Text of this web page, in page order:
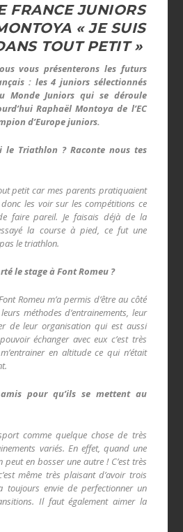
FRANCE JUNIORS
« JE SUIS
TOUT PETIT »
vous présenterons les futurs
: les 4 juniors sélectionnés
Monde Juniors qui se déroule
Raphaël Montoya de l’EC
d’Europe juniors.
le Triathlon ? Raconte nous tes
petit car mes parents pratiquaient
les voir sur les compétitions ce
faire pareil. Je faisais déjà de la
la course à pied, ce fut une
le triathlon.
le stage à Font Romeu ?
Romeu m’a permis d’être au côté
méthodes d’entrainements, leur
de leur organisation qui est aussi
échanger avec eux c’est très
en altitude ce qui n’était
pour qu’ils se mettent au
comme quelque chose de très
variés. En effet, quand une
en bosser une autre ! C’est très
même très plaisant d’avoir trois
toujours envie de perfectionner un
Il faut également aimer la